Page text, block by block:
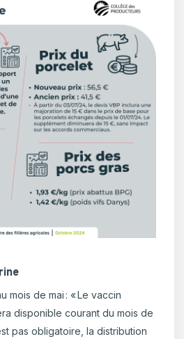
mois de mai : «Le vaccin
disponible courant du mois de
pas obligatoire, la distribution